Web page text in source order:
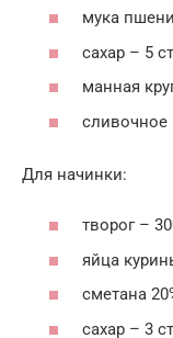
мука
сахар – 5
манная
сливочное
Для начинки:
творог –
яйца
сметана
сахар – 3